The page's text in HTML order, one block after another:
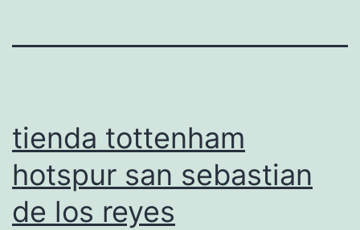
tienda tottenham
hotspur san sebastian
de los reyes